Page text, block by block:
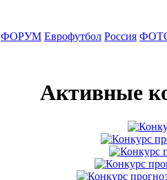
ФОРУМ Еврофутбол Россия
Активные